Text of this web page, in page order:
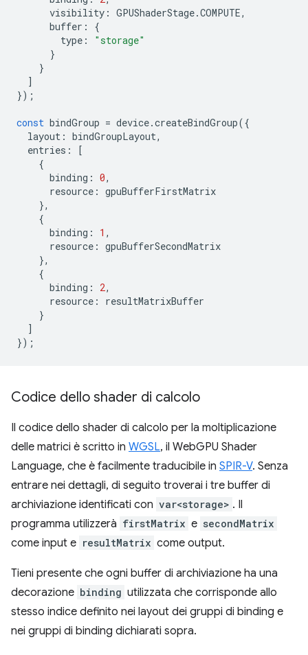
visibility : GPUShaderStage.COMPUTE,
buffer :
{
type :
"storage"
}
}
]
});
const bindGroup = device.createBindGroup({
layout : bindGroupLayout,
entries :
[
{
binding : 0,
resource : gpuBufferFirstMatrix
},
{
binding : 1 ,
resource : gpuBufferSecondMatrix
},
{
binding : 2,
resource :
resultMatrixBuffer
}
]
});
Codice dello shader di calcolo
Il codice dello shader di calcolo per la moltiplicazione
delle matrici è scritto in WGSL, il WebGPU Shader
Language, che è facilmente traducibile in SPIR-V. Senza
entrare nei dettagli, di seguito troverai i tre buffer di
archiviazione identificati con var<storage> . Il
programma utilizzerà firstMatrix e secondMatrix
come input e resultMatrix come output.
Tieni presente che ogni buffer di archiviazione ha una
decorazione binding utilizzata che corrisponde allo
stesso indice definito nei layout dei gruppi di binding e
nei gruppi di binding dichiarati sopra.